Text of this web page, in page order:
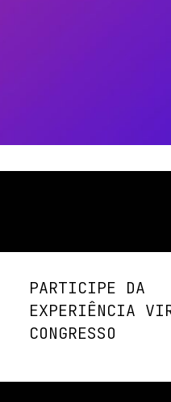
PARTICIPE DA
EXPERIÊNCIA
CONGRESSO